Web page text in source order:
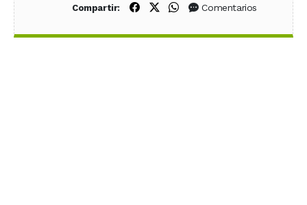
Compartir: Compartir en Facebook
Compartir en X (Twitter)
Compartir en WhatsApp
Comentarios